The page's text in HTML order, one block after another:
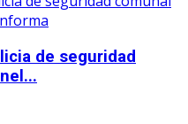
de seguridad